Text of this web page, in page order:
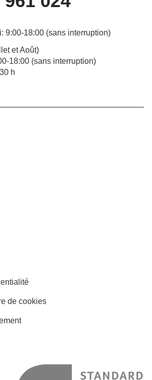
: 9:00-18:00 (sans interruption)
et Août)
18:00 (sans interruption)
h
de cookies